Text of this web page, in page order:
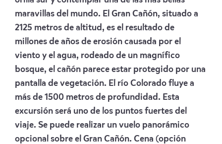
maravillas del mundo. El Gran Cañón, situado a
2125 metros de altitud, es el resultado de
millones de años de erosión causada por el
viento y el agua, rodeado de un magnífico
bosque, el cañón parece estar protegido por una
pantalla de vegetación. El río Colorado fluye a
más de 1500 metros de profundidad. Esta
excursión será uno de los puntos fuertes del
viaje. Se puede realizar un vuelo panorámico
opcional sobre el Gran Cañón. Cena (opción